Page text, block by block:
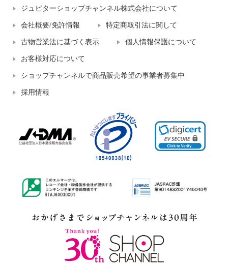
ジュピターショップチャンネル株式会社について
会社概要/免許情報 特定商取引法に関して
古物営業法に基づく表示 個人情報保護について
お客様対応について
ショップチャンネルで商品販売希望の事業者募集中
採用情報